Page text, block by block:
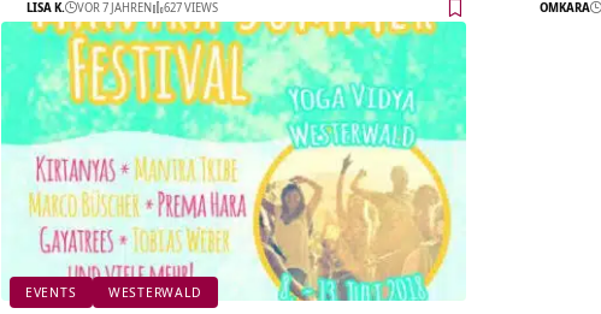
LISA K. VOR 7 JAHREN 627 VIEWS OMKARA
EVENTS WESTERWALD